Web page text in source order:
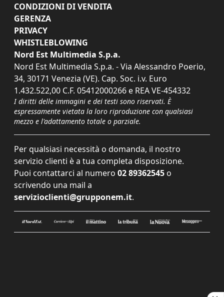
CONDIZIONI DI VENDITA
GERENZA
PRIVACY
WHISTLEBLOWING
Nord Est Multimedia S.p.a.
Nord Est Multimedia S.p.a. - Via Alessandro Poerio,
34, 30171 Venezia (VE). Cap. Soc. i.v. Euro
1.432.522,00 C.F. 05412000266 e REA VE-454332
I diritti delle immagini e dei testi sono riservati. È
espressamente vietata la loro riproduzione con qualsiasi
mezzo e l'adattamento totale o parziale.
Per qualsiasi necessità o domanda, il nostro
servizio clienti è a tua completa disposizione.
Puoi contattarci al numero 02 89362545 o
scrivendo una mail a
servizioclienti@grupponem.it.